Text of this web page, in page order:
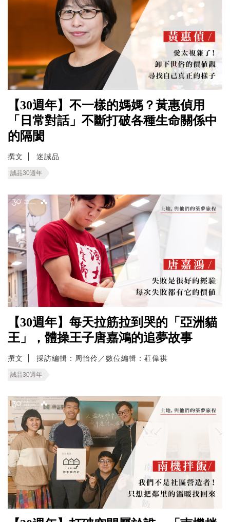
【30週年】不一樣的媽媽？黃惠偵用
「日常對話」不斷打破各種生命關係中
的隔閡
撰文 迷誠品
誠品30週年
【30週年】每天拉筋拉到哭的「亞洲貓
王」，體操王子唐嘉鴻的追夢故事
撰文 採訪編輯：周怡伶／數位編輯：莊偉祺
誠品30週年